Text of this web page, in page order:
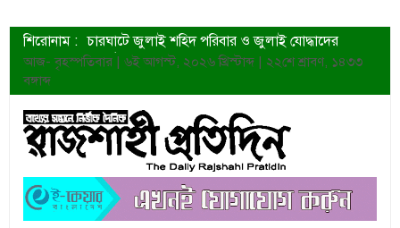
শিরোনাম : চারঘাটে জুলাই শহিদ পরিবার ও জুলাই যোদ্ধাদের
সংবর্ধনা
ত্বক ভালো রাখতে যে ৫ কাজ করবেন
জুলাই স্মৃতি জাদুঘরের দুয়ার খুলেছে উদ্বোধন করলেন
প্রধানমন্ত্রী
শাহরুখের নতুন সিনেমার লুক
কোয়ার্টার ফাইনালে নেইমারের দুর্দান্ত অ্যাসিস্টে সান্তোস
ডেনিস লিয়ামিন রাশিয়ার ড্রোন বাহিনীর প্রধান হলেন
জুলাই শহিদদের আত্মত্যাগ জাতি চিরকাল শ্রদ্ধার সাথে
আজ- বৃহস্পতিবার | ৬ই আগস্ট, ২০২৬ খ্রিস্টাব্দ | ২২শে শ্রাবণ, ১৪৩৩
বঙ্গাব্দ